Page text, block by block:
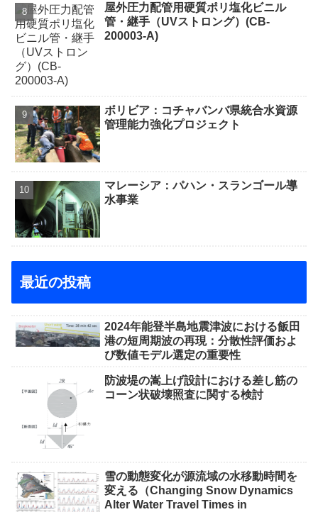
屋外圧力配管用硬質ポリ塩化ビニル
管・継手（UVストロング）(CB-
200003-A)
ボリビア：コチャバンバ県統合水資源
管理能力強化プロジェクト
マレーシア：パハン・スランゴール導
水事業
最近の投稿
2024年能登半島地震津波における飯田
港の短周期波の再現：分散性評価およ
び数値モデル選定の重要性
防波堤の嵩上げ設計における差し筋の
コーン状破壊照査に関する検討
雪の動態変化が源流域の水移動時間を
変える（Changing Snow Dynamics
Alter Water Travel Times in